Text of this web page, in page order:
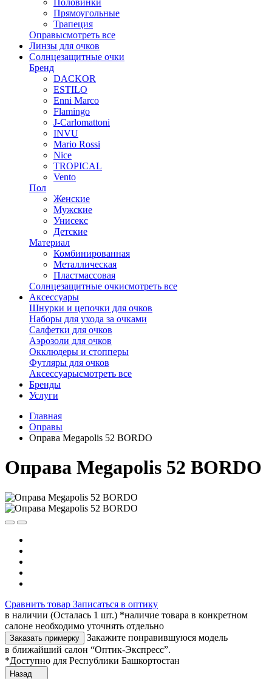
Прямоугольные
Трапеция
Оправысмотреть все
Линзы для очков
Солнцезащитные очки
Бренд
DACKOR
ESTILO
Enni Marco
Flamingo
J-Carlomattoni
INVU
Mario Rossi
Nice
TROPICAL
Vento
Пол
Женские
Мужские
Унисекс
Детские
Материал
Комбинированная
Металлическая
Пластмассовая
Солнцезащитные очкисмотреть все
Аксессуары
Шнурки и цепочки для очков
Наборы для ухода за очками
Салфетки для очков
Аэрозоли для очков
Окклюдеры и стопперы
Футляры для очков
Аксессуарысмотреть все
Бренды
Услуги
Главная
Оправы
Оправа Megapolis 52 BORDO
Оправа Megapolis 52 BORDO
Сравнить товар Записаться в оптику
в наличии (Осталась 1 шт.) *наличие товара в конкретном
салоне необходимо уточнять отдельно
Заказать примерку
Закажите понравившуюся модель
в ближайший салон “Оптик-Экспресс”.
*Доступно для Республики Башкортостан
Назад